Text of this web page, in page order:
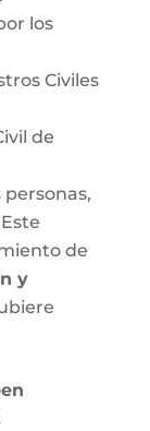
los
Civiles
de
de
y